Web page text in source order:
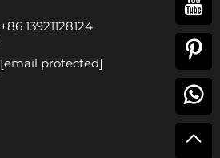
+86 13921128124
[email protected]